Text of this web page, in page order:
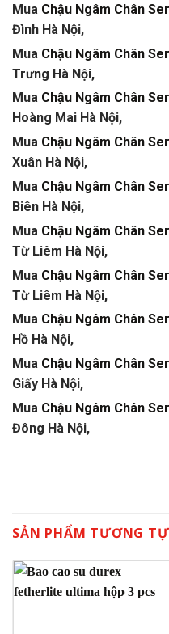
Mua Chậu Ngâm Chân
Đình Hà Nội,
Mua Chậu Ngâm Chân
Trưng Hà Nội,
Mua Chậu Ngâm Chân
Hoàng Mai Hà Nội,
Mua Chậu Ngâm Chân
Xuân Hà Nội,
Mua Chậu Ngâm Chân
Biên Hà Nội,
Mua Chậu Ngâm Chân
Từ Liêm Hà Nội,
Mua Chậu Ngâm Chân
Từ Liêm Hà Nội,
Mua Chậu Ngâm Chân
Hồ Hà Nội,
Mua Chậu Ngâm Chân
Giấy Hà Nội,
Mua Chậu Ngâm Chân
Đông Hà Nội,
SẢN PHẨM TƯƠNG TỰ